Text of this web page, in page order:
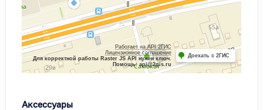
Работает на API 2ГИС
Лицензионное соглашение
Для корректной работы Raster JS API нужен ключ.
Помощь: api@2gis.ru
Доехать с 2ГИС
Аксессуары